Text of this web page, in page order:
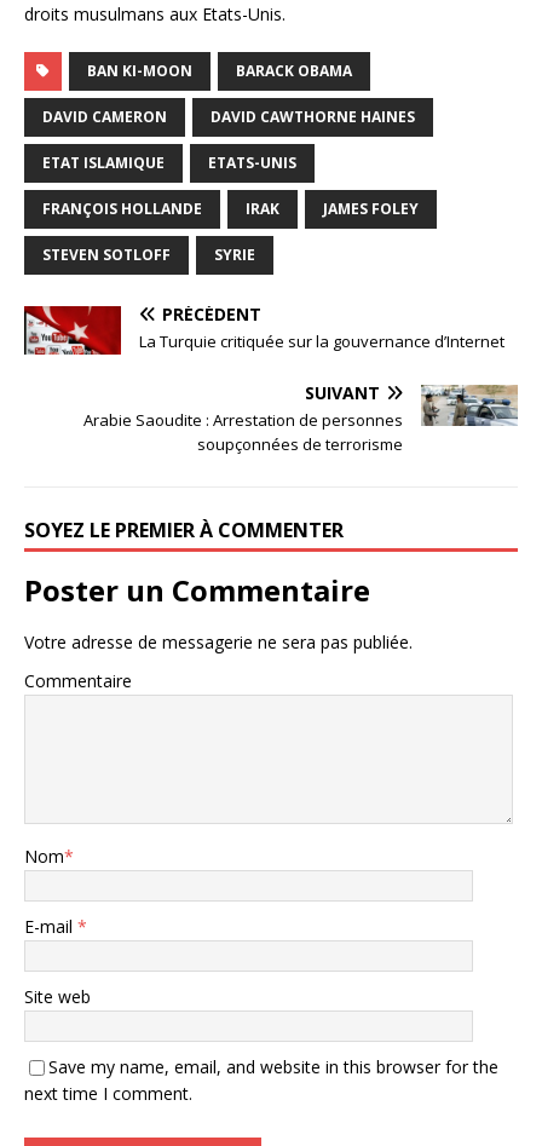
droits musulmans aux Etats-Unis.
BAN KI-MOON BARACK OBAMA
DAVID CAMERON DAVID CAWTHORNE HAINES
ETAT ISLAMIQUE ETATS-UNIS
FRANÇOIS HOLLANDE IRAK JAMES FOLEY
STEVEN SOTLOFF SYRIE
PRÉCÉDENT
La Turquie critiquée sur la gouvernance d’Internet
SUIVANT
Arabie Saoudite : Arrestation de personnes
soupçonnées de terrorisme
SOYEZ LE PREMIER À COMMENTER
Poster un Commentaire
Votre adresse de messagerie ne sera pas publiée.
Commentaire
Nom*
E-mail *
Site web
Save my name, email, and website in this browser for the
next time I comment.